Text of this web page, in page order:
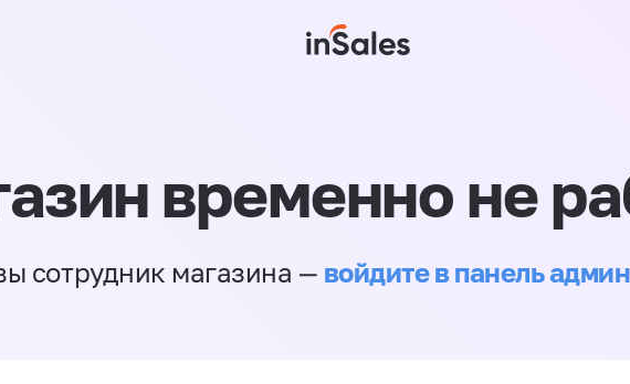
временно не
сотрудник магазина — войдите в панель